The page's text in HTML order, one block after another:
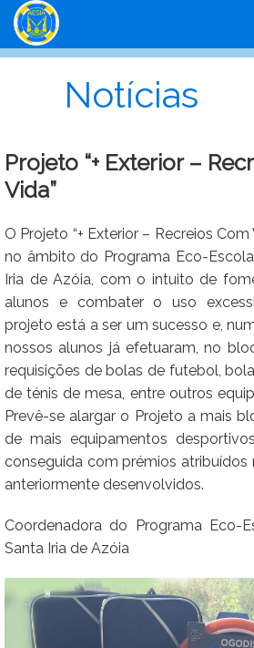
Notícias
Projeto “+ Exterior –
Vida”
O Projeto “+ Exterior – Recreios
no âmbito do Programa Eco-
Iria de Azóia, com o intuito de
alunos e combater o uso
projeto está a ser um sucesso e,
nossos alunos já efetuaram, no
requisições de bolas de futebol,
de ténis de mesa, entre outros
Prevê-se alargar o Projeto a mais
de mais equipamentos
conseguida com prémios
anteriormente desenvolvidos.
Coordenadora do Programa Eco-
Santa Iria de Azóia